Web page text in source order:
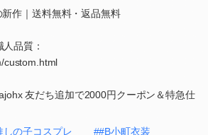
作｜送料無料・返品無料
品質：
custom.html
友だち追加で2000円クーポン＆特急仕
しの子コスプレ ##B小町衣装